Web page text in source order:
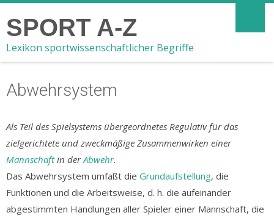
SPORT A-Z
Lexikon sportwissenschaftlicher Begriffe
Abwehrsystem
Als Teil des Spielsystems übergeordnetes Regulativ für das
zielgerichtete und zweckmäßige Zusammenwirken einer
Mannschaftin derAbwehr.
Das Abwehrsystem umfaßt die Grundaufstellung, die
Funktionen und die Arbeitsweise, d. h. die aufeinander
abgestimmten Handlungen aller Spieler einer Mannschaft, die